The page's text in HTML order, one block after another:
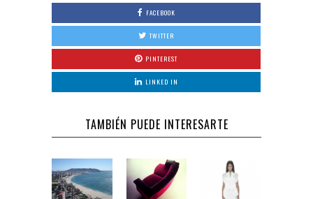
FACEBOOK
TWITTER
PINTEREST
LINKED IN
TAMBIÉN PUEDE INTERESARTE